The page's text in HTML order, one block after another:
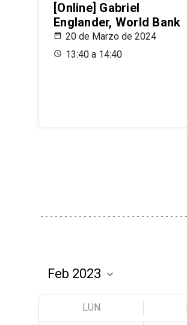
[Online] Gabriel
Englander, World Bank
20 de Marzo de 2024
13:40 a 14:40
LUN